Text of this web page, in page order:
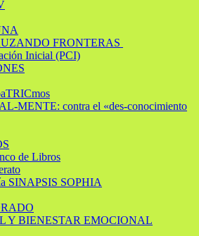
FRONTERAS
Inicial (PCI)
MENTE: contra el «des-conocimiento
de Libros
SINAPSIS SOPHIA
Y BIENESTAR EMOCIONAL